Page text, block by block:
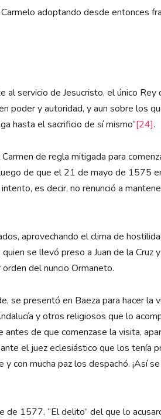
adoptando desde entonces
servicio de Jesucristo, el único Rey
poder y autoridad, y aun sobre los
hasta el sacrificio de sí mismo”[24].
de regla mitigada para
de que el 21 de mayo de 1575
es decir, no renunció a
aprovechando el clima de
se llevó preso a Juan de la Cruz
del nuncio Ormaneto.
se presentó en Baeza para hacer la
y otros religiosos que lo
de que comenzase la visita,
el juez eclesiástico que los tenía
mucha paz los despachó. ¡Así se
de 1577. “El delito” del que lo